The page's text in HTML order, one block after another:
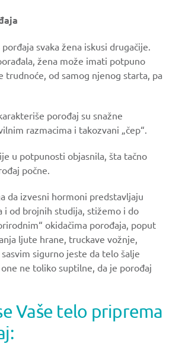
svaka žena iskusi drugačije.
žena može imati potpuno
trudnoće, od samog njenog starta, pa
porođaj su snažne
razmacima i takozvani „čep“.
u potpunosti objasnila, šta tačno
počne.
da izvesni hormoni predstavljaju
i od brojnih studija, stižemo i do
okidačima porođaja, poput
ljute hrane, truckave vožnje,
sigurno jeste da telo šalje
ne toliko suptilne, da je porođaj
Vaše telo priprema